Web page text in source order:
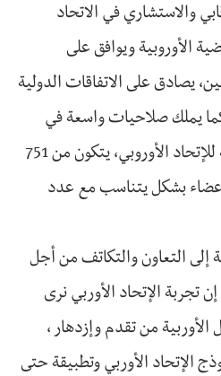
والاستشاري في الاتحاد
الأوروبية ويوافق على
يصادق على الاتفاقات الدولية
يملك صلاحيات واسعة في
مايتعلق بالميزانية المشتركة للإتحاد الأوروبي، يتكون من 751
بشكل يتناسب مع عدد
إلى التعاون والتكاتف من أجل
تجربة الإتحاد الأوربي نرى
الأوربية من تقدم وإزدهار ،
الإتحاد الأوربي وتطبيقة حتى